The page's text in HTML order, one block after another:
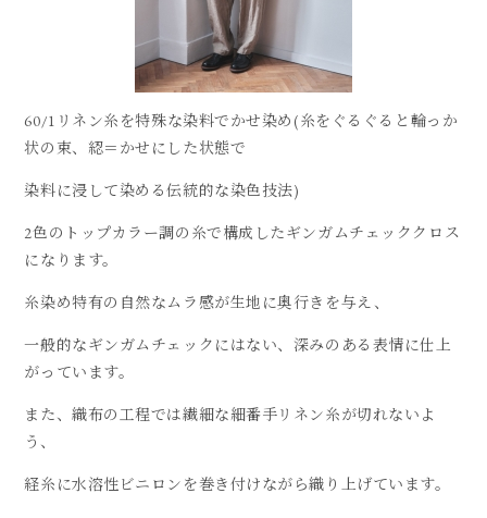
60/1リネン糸を特殊な染料でかせ染め(糸をぐるぐると輪っか
状の束、綛＝かせにした状態で
染料に浸して染める伝統的な染色技法)
2色のトップカラー調の糸で構成したギンガムチェッククロス
になります。
糸染め特有の自然なムラ感が生地に奥行きを与え、
一般的なギンガムチェックにはない、深みのある表情に仕上
がっています。
また、織布の工程では繊細な細番手リネン糸が切れないよ
う、
経糸に水溶性ビニロンを巻き付けながら織り上げています。